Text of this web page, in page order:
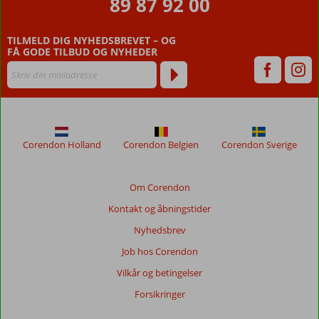
TILMELD DIG NYHEDSBREVET – OG
FÅ GODE TILBUD OG NYHEDER
Om Corendon
Kontakt og åbningstider
Nyhedsbrev
Job hos Corendon
Vilkår og betingelser
Forsikringer
Corendon Holland Corendon Belgien Corendon Sverige